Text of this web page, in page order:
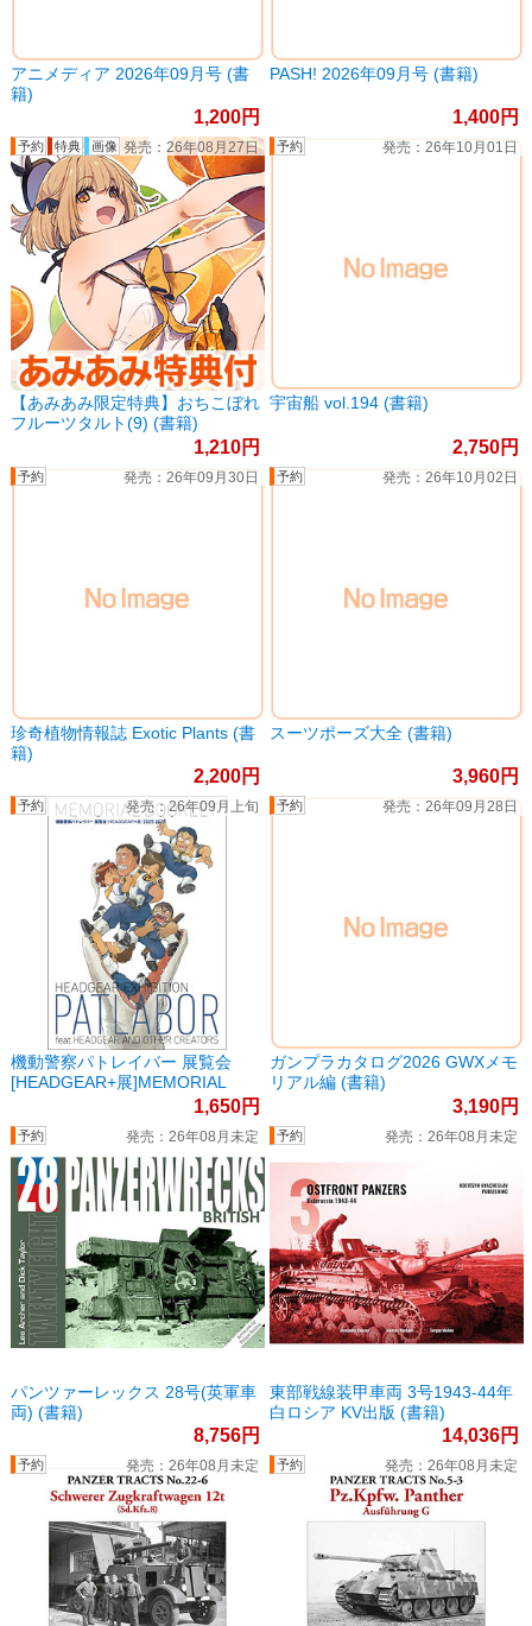
アニメディア 2026年09月号 (書
籍)
1,200
PASH! 2026年09月号 (書籍)
1,400
【あみあみ限定特典】おちこぼれ
フルーツタルト(9) (書籍)
26年08月27日
1,210
宇宙船 vol.194 (書籍)
26年10月01日
2,750
珍奇植物情報誌 Exotic Plants (書
籍)
26年09月30日
2,200
スーツポーズ大全 (書籍)
26年10月02日
3,960
機動警察パトレイバー 展覧会
[HEADGEAR+展]MEMORIAL
26年09月上旬
1,650
ガンプラカタログ2026 GWXメモ
リアル編 (書籍)
26年09月28日
3,190
パンツァーレックス 28号(英軍車
両) (書籍)
26年08月未定
8,756
東部戦線装甲車両 3号1943-44年
白ロシア KV出版 (書籍)
26年08月未定
14,036
26年08月未定 26年08月未定